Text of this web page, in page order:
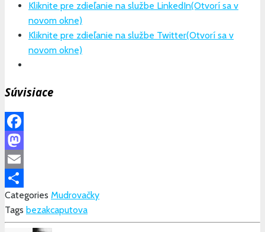
Kliknite pre zdieľanie na službe LinkedIn(Otvorí sa v
novom okne)
Kliknite pre zdieľanie na službe Twitter(Otvorí sa v
novom okne)
Súvisiace
Facebook
Mastodon
Email
Share
Categories Mudrovačky
Tags bezakcaputova